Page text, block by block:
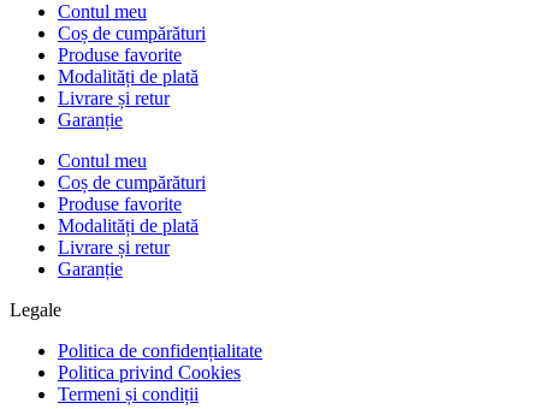
Contul meu
Coș de cumpărături
Produse favorite
Modalități de plată
Livrare și retur
Garanție
Contul meu
Coș de cumpărături
Produse favorite
Modalități de plată
Livrare și retur
Garanție
Legale
Politica de confidențialitate
Politica privind Cookies
Termeni și condiții